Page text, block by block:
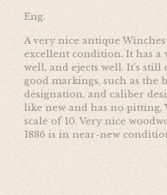
Eng.
A very nice antique
excellent condition. It has a
well, and ejects well. It’s
good markings, such as the
designation, and caliber
like new and has no pitting,
scale of 10. Very nice
1886 is in near-new